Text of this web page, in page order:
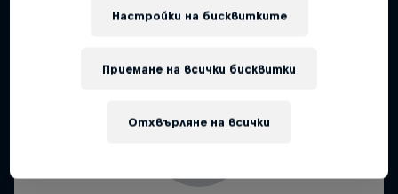
Настройки на бисквитките
Отхвърляне на всички
Приемане на всички бисквитки